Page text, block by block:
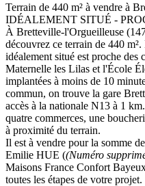
Terrain de 440 m² à vendre à
IDÉALEMENT SITUÉ -
À Bretteville-l'Orgueilleuse
découvrez ce terrain de 440
idéalement situé est proche des
Maternelle les Lilas et l'École
implantées à moins de 10
commun, on trouve la gare
accès à la nationale N13 à 1
quatre commerces, une
à proximité du terrain.
Il est à vendre pour la somme
Emilie HUE ((Numéro
Maisons France Confort
toutes les étapes de votre projet.